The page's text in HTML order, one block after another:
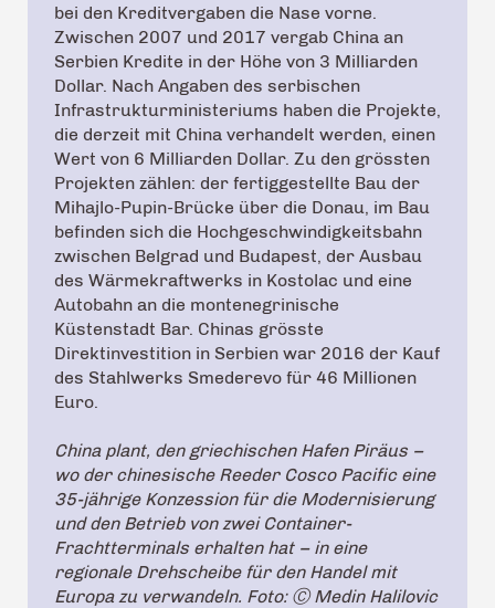
bei den Kreditvergaben die Nase vorne.
Zwischen 2007 und 2017 vergab China an
Serbien Kredite in der Höhe von 3 Milliarden
Dollar. Nach Angaben des serbischen
Infrastrukturministeriums haben die Projekte,
die derzeit mit China verhandelt werden, einen
Wert von 6 Milliarden Dollar. Zu den grössten
Projekten zählen: der fertiggestellte Bau der
Mihajlo-Pupin-Brücke über die Donau, im Bau
befinden sich die Hochgeschwindigkeitsbahn
zwischen Belgrad und Budapest, der Ausbau
des Wärmekraftwerks in Kostolac und eine
Autobahn an die montenegrinische
Küstenstadt Bar. Chinas grösste
Direktinvestition in Serbien war 2016 der Kauf
des Stahlwerks Smederevo für 46 Millionen
Euro.
China plant, den griechischen Hafen Piräus –
wo der chinesische Reeder Cosco Pacific eine
35-jährige Konzession für die Modernisierung
und den Betrieb von zwei Container-
Frachtterminals erhalten hat – in eine
regionale Drehscheibe für den Handel mit
Europa zu verwandeln. Foto: Ⓒ Medin Halilovic